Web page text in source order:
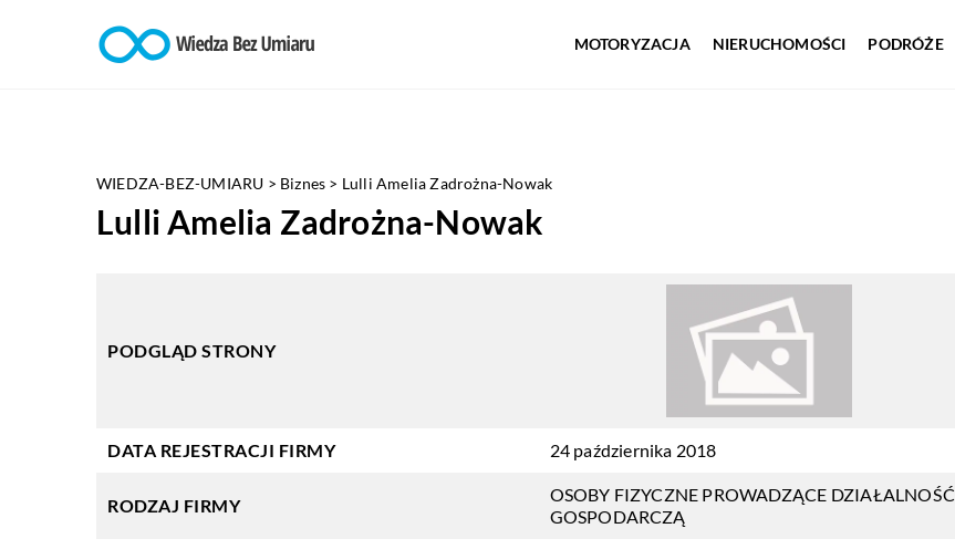
MOTORYZACJA NIERUCHOMOŚCI PODRÓŻE
WIEDZA-BEZ-UMIARU > Biznes > Lulli Amelia Zadrożna-Nowak
Lulli Amelia Zadrożna-Nowak
PODGLĄD STRONY
DATA REJESTRACJI FIRMY 24 października 2018
RODZAJ FIRMY
OSOBY FIZYCZNE PROWADZĄCE DZIAŁALNOŚĆ
GOSPODARCZĄ